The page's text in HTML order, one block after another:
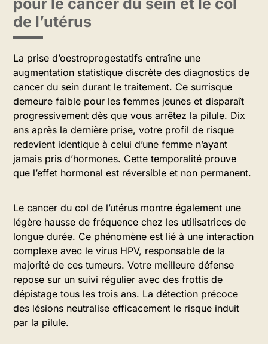
pour le cancer du sein et le col
de l’utérus
La prise d’oestroprogestatifs entraîne une
augmentation statistique discrète des diagnostics de
cancer du sein durant le traitement. Ce surrisque
demeure faible pour les femmes jeunes et disparaît
progressivement dès que vous arrêtez la pilule. Dix
ans après la dernière prise, votre profil de risque
redevient identique à celui d’une femme n’ayant
jamais pris d’hormones. Cette temporalité prouve
que l’effet hormonal est réversible et non permanent.
Le cancer du col de l’utérus montre également une
légère hausse de fréquence chez les utilisatrices de
longue durée. Ce phénomène est lié à une interaction
complexe avec le virus HPV, responsable de la
majorité de ces tumeurs. Votre meilleure défense
repose sur un suivi régulier avec des frottis de
dépistage tous les trois ans. La détection précoce
des lésions neutralise efficacement le risque induit
par la pilule.